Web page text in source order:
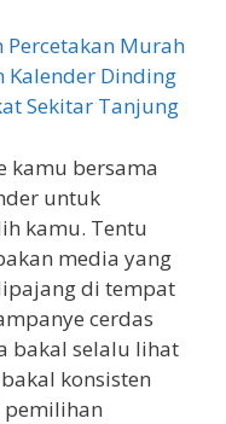
kamu bersama
untuk
kamu. Tentu
media yang
di tempat
cerdas
bakal selalu lihat
konsisten
pemilihan